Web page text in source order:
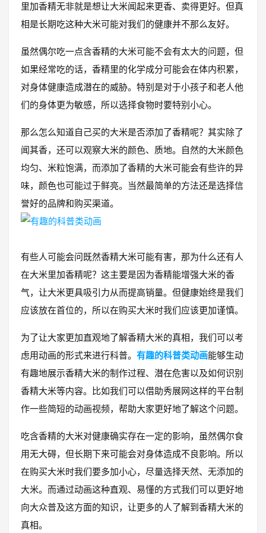
里加香精无非就是想让大米闻起来更香、卖得更好。但真
相是长期吃这种大米可能对我们的健康并不那么友好。
虽然偶尔吃一点含香精的大米可能不会有太大的问题，但
如果经常吃的话，香精里的化学成分可能会在体内积累，
对身体健康造成潜在的威胁。特别是对于小孩子和老人他
们的身体更为敏感，所以选择食物时要特别小心。
那么怎么知道自己买的大米是否添加了香精呢？其实除了
闻其香，还可以观察大米的颜色、质地。自然的大米颜色
均匀、米粒饱满，而添加了香精的大米可能会有些许的异
味，颜色也可能过于鲜亮。当然最简单的方法还是选择信
誉好的品牌和购买渠道。
有些人可能会问既然香精大米可能有害，那为什么还有人
在大米里加香精呢？这主要是因为香精能增强大米的香
气，让大米更具吸引力从而提高销量。但健康始终是我们
应该放在首位的，所以在购买大米时我们应该更加谨慎。
为了让大家更加直观地了解香精大米的真相，我们可以考
虑用动画的形式来进行科普。 有趣的科普类动画能够生动
有趣地展示香精大米的制作过程、潜在危害以及如何识别
香精大米等内容。比如我们可以借助秀展网这样的平台制
作一些简短的动画视频，帮助大家更好地了解这个问题。
吃含香精的大米对健康确实存在一定的影响，虽然偶尔食
用无大碍，但长期下来可能会对身体造成不良影响。所以
在购买大米时我们要多加小心，尽量选择天然、无添加的
大米。而通过动画这种直观、易懂的方式我们可以更好地
向大众普及这方面的知识，让更多的人了解到香精大米的
真相。